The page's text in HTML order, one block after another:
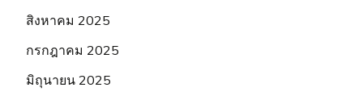
สิงหาคม 2025
กรกฎาคม 2025
มิถุนายน 2025